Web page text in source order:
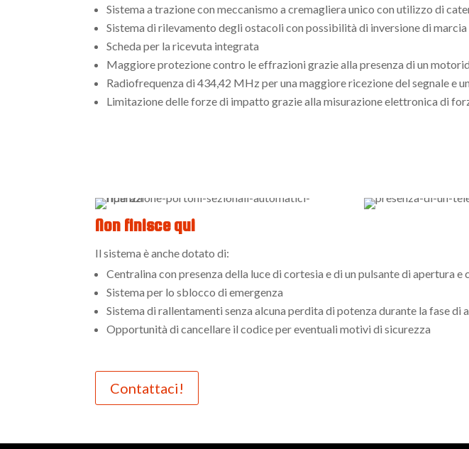
Sistema a trazione con meccanismo a cremagliera unico con utilizzo di
Sistema di rilevamento degli ostacoli con possibilità di inversione di
Scheda per la ricevuta integrata
Maggiore protezione contro le effrazioni grazie alla presenza di un
Radiofrequenza di 434,42 MHz per una maggiore ricezione del segnale e
Limitazione delle forze di impatto grazie alla misurazione elettronica di
Non finisce qui
Il sistema è anche dotato di:
Centralina con presenza della luce di cortesia e di un pulsante di apertura e
Sistema per lo sblocco di emergenza
Sistema di rallentamenti senza alcuna perdita di potenza durante la fase di
Opportunità di cancellare il codice per eventuali motivi di sicurezza
Contattaci!